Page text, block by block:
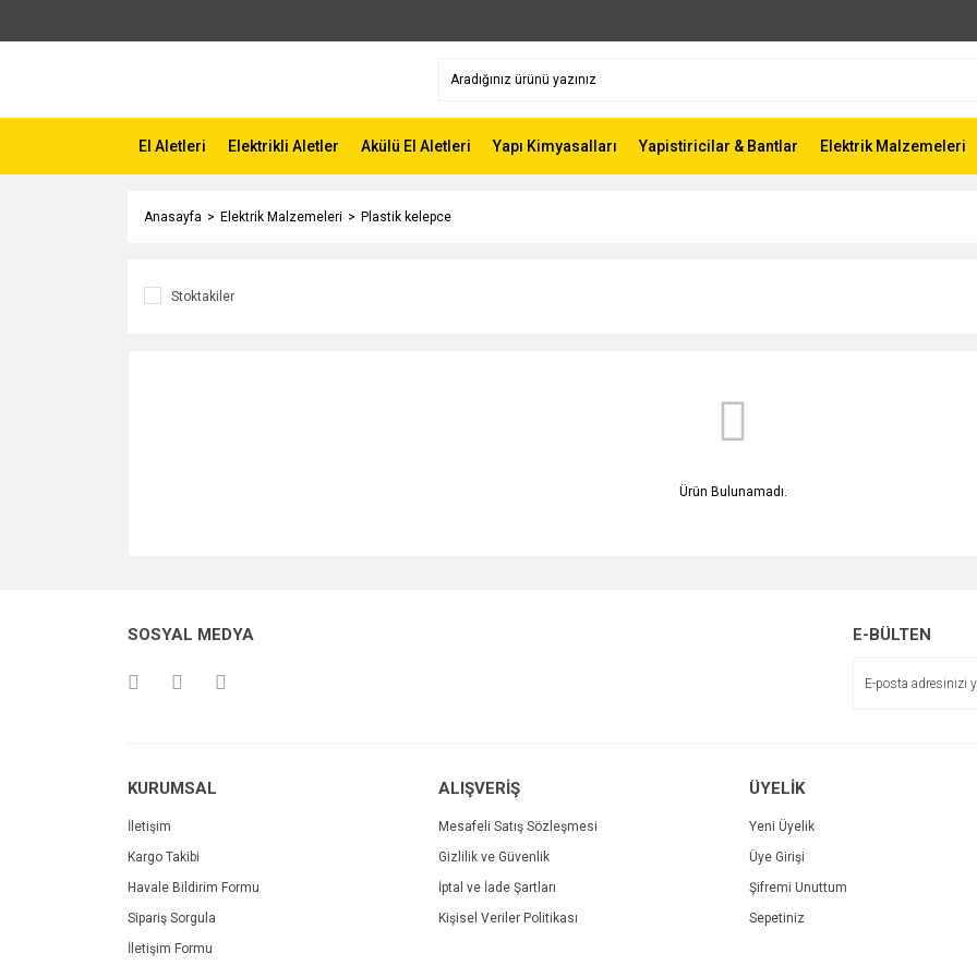
El Aletleri Elektrikli Aletler Akülü El Aletleri Yapı Kimyasalları Yapistiricilar & Bantlar Elektrik Malzemeleri
Anasayfa Elektrik Malzemeleri Plastik kelepce
Stoktakiler
Ürün Bulunamadı.
SOSYAL MEDYA E-BÜLTEN
KURUMSAL
İletişim
Kargo Takibi
Havale Bildirim Formu
Sipariş Sorgula
İletişim Formu
ALIŞVERİŞ
Mesafeli Satış Sözleşmesi
Gizlilik ve Güvenlik
İptal ve İade Şartları
Kişisel Veriler Politikası
ÜYELİK
Yeni Üyelik
Üye Girişi
Şifremi Unuttum
Sepetiniz